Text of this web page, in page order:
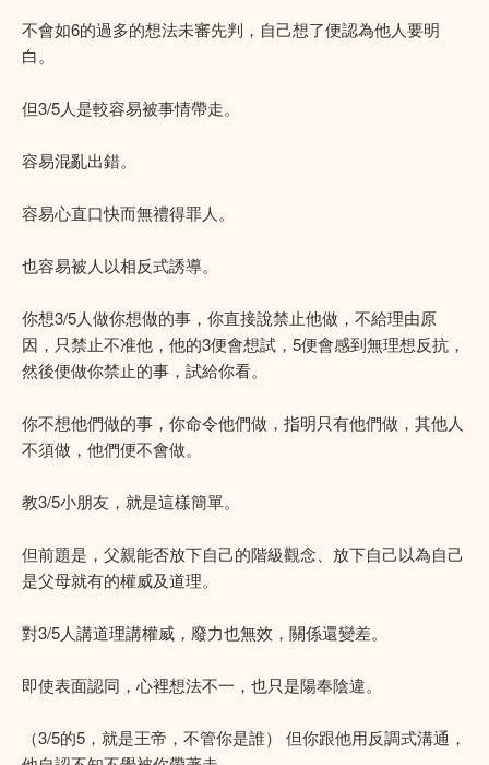
不會如6的過多的想法未審先判，自己想了便認為他人要明
白。
但3/5人是較容易被事情帶走。
容易混亂出錯。
容易心直口快而無禮得罪人。
也容易被人以相反式誘導。
你想3/5人做你想做的事，你直接說禁止他做，不給理由原
因，只禁止不准他，他的3便會想試，5便會感到無理想反抗，
然後便做你禁止的事，試給你看。
你不想他們做的事，你命令他們做，指明只有他們做，其他人
不須做，他們便不會做。
教3/5小朋友，就是這樣簡單。
但前題是，父親能否放下自己的階級觀念、放下自己以為自己
是父母就有的權威及道理。
對3/5人講道理講權威，廢力也無效，關係還變差。
即使表面認同，心裡想法不一，也只是陽奉陰違。
（3/5的5，就是王帝，不管你是誰） 但你跟他用反調式溝通，